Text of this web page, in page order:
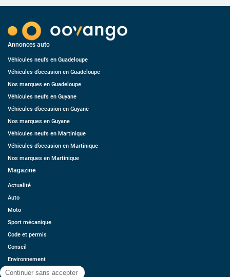
Annonces auto
Véhicules neufs en Guadeloupe
Véhicules d’occasion en Guadeloupe
Nos marques en Guadeloupe
Véhicules neufs en Guyane
Véhicules d’occasion en Guyane
Nos marques en Guyane
Véhicules neufs en Martinique
Véhicules d’occasion en Martinique
Nos marques en Martinique
Magazine
Actualité
Auto
Moto
Sport mécanique
Code et permis
Conseil
Environnement
Économie